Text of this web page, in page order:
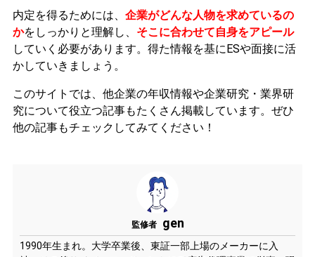
内定を得るためには、 企業がどんな人物を求めているの
かをしっかりと理解し、 そこに合わせて自身をアピール
していく必要があります。 得た情報を基にESや面接に活
かしていきましょう。
このサイトでは、他企業の年収情報や企業研究・業界研
究について役立つ記事もたくさん掲載しています。ぜひ
他の記事もチェックしてみてください！
監修者 gen
1990年生まれ。大学卒業後、東証一部上場のメーカーに入